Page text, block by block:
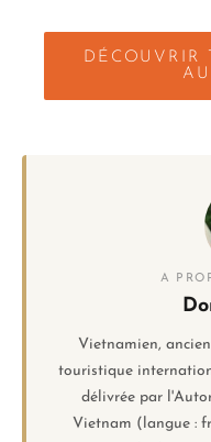
DÉCOUVRIR
A
Vietnamien,
touristique
délivrée par
Vietnam (langue :